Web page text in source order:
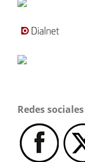
Redes sociales